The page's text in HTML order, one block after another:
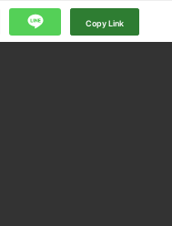
Copy Link